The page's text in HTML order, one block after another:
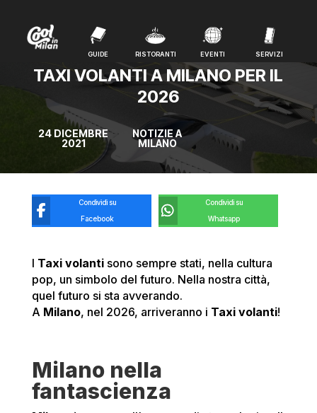
GUIDE RISTORANTI EVENTI SERVIZI
GUIDE RISTORANTI EVENTI SERVIZI
TAXI VOLANTI A MILANO PER IL
2026
24 DICEMBRE
2021
NOTIZIE A
MILANO
Condividi su
Facebook
Condividi su
Whatsapp
I Taxi volantisono sempre stati, nella cultura
pop, un simbolo del futuro. Nella nostra città,
quel futuro si sta avverando.
A Milano, nel 2026, arriveranno i Taxi volanti!
Milano nella
fantascienza